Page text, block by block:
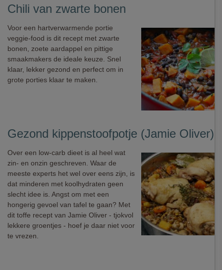
Chili van zwarte bonen
Voor een hartverwarmende portie
veggie-food is dit recept met zwarte
bonen, zoete aardappel en pittige
smaakmakers de ideale keuze. Snel
klaar, lekker gezond en perfect om in
grote porties klaar te maken.
Gezond kippenstoofpotje (Jamie Oliver)
Over een low-carb dieet is al heel wat
zin- en onzin geschreven. Waar de
meeste experts het wel over eens zijn, is
dat minderen met koolhydraten geen
slecht idee is. Angst om met een
hongerig gevoel van tafel te gaan? Met
dit toffe recept van Jamie Oliver - tjokvol
lekkere groentjes - hoef je daar niet voor
te vrezen.